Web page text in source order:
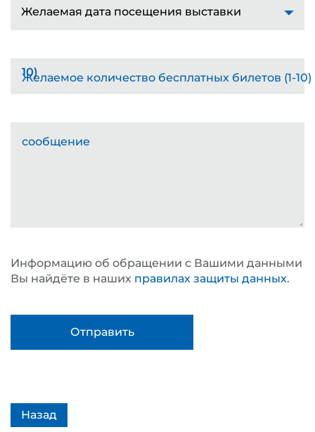
Желаемая дата посещения выставки
Желаемое количество бесплатных билетов (1-10)
сообщение
Информацию об обращении с Вашими данными
Вы найдёте в наших правилах защиты данных.
Назад